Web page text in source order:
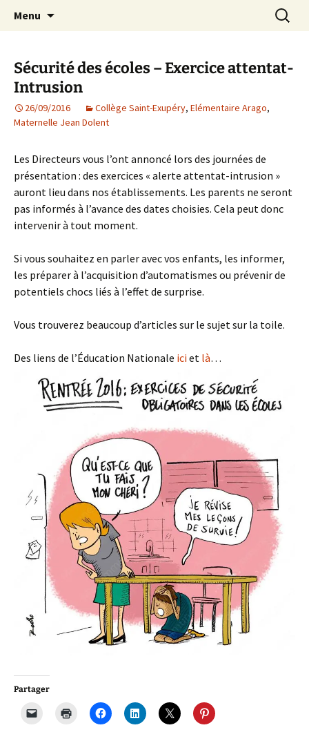
AIP Paris 14 – Association
Indépendante des Parents
d'élèves depuis 1981
Agit – s'Investit – Participe au service des
enfants du secteur scolaire Dolent-Arago-
Menu
Sécurité des écoles – Exercice attentat-
Intrusion
26/09/2016 Collège Saint-Exupéry, Elémentaire Arago,
Maternelle Jean Dolent
Les Directeurs vous l’ont annoncé lors des journées de
présentation : des exercices « alerte attentat-intrusion »
auront lieu dans nos établissements. Les parents ne seront
pas informés à l’avance des dates choisies. Cela peut donc
intervenir à tout moment.
Si vous souhaitez en parler avec vos enfants, les informer,
les préparer à l’acquisition d’automatismes ou prévenir de
potentiels chocs liés à l’effet de surprise.
Vous trouverez beaucoup d’articles sur le sujet sur la toile.
Des liens de l’Éducation Nationale iciet là…
Partager